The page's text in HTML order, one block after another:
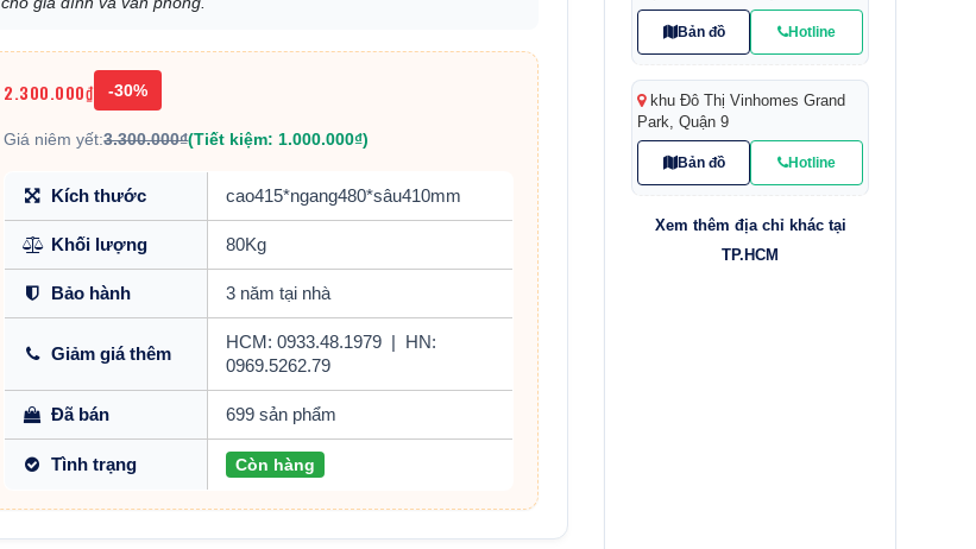
2.300.000₫ -30%
Giá niêm yết:3.300.000₫(Tiết kiệm: 1.000.000₫)
Kích thước cao415*ngang480*sâu410mm
Khối lượng 80Kg
Bảo hành 3 năm tại nhà
Giảm giá thêm
HCM: 0933.48.1979
HN:
0969.5262.79
Đã bán 699 sản phẩm
Tình trạng Còn hàng
Bản đồ Hotline
khu Đô Thị Vinhomes Grand
Park, Quận 9
Bản đồ Hotline
Xem thêm địa chỉ khác tại
TP.HCM